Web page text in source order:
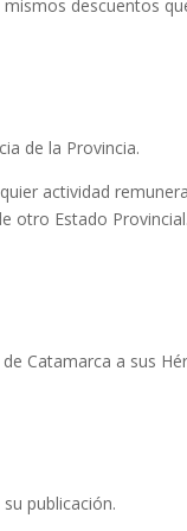
descuentos
de la Provincia.
actividad
otro Estado Provincial.
Catamarca a sus
publicación.